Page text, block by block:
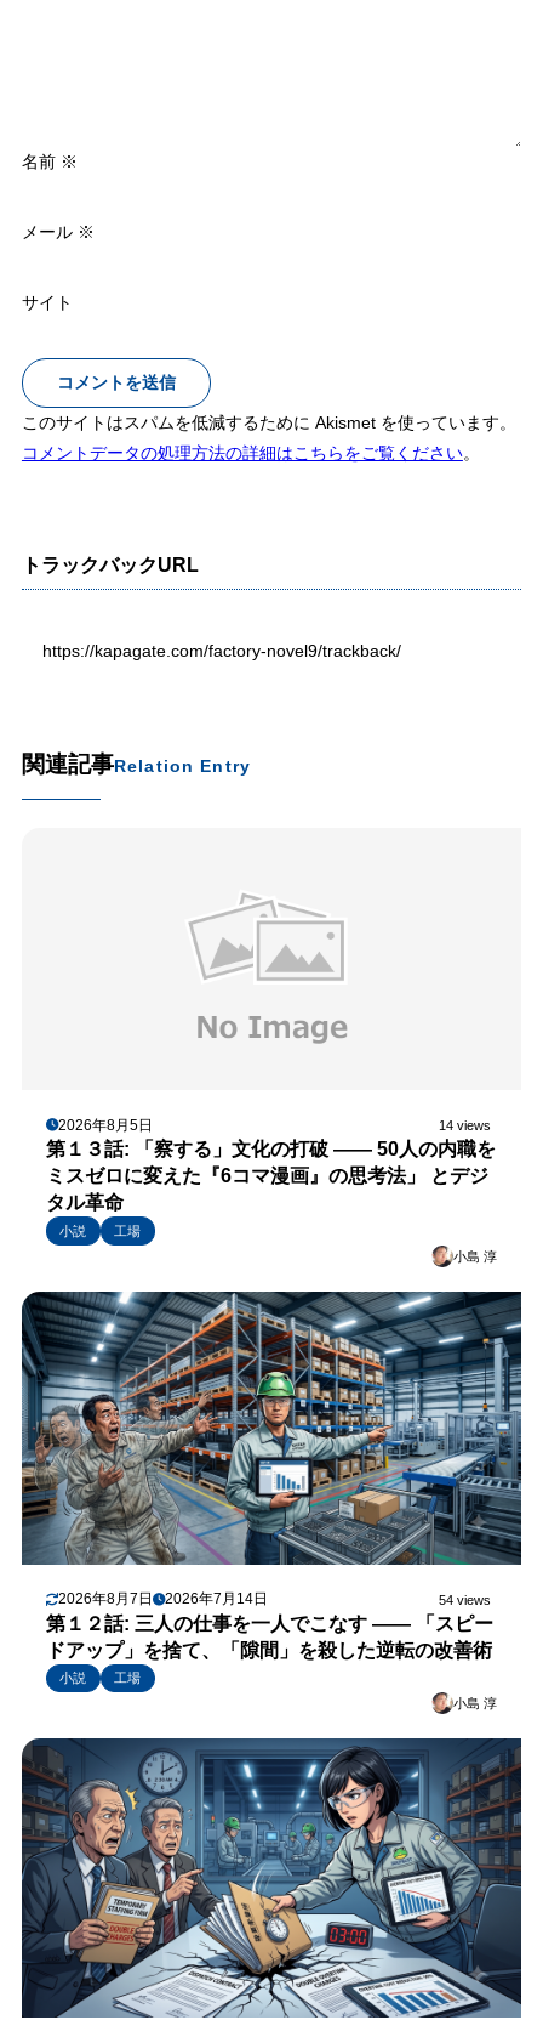
名前 ※
メール ※
サイト
このサイトはスパムを低減するために Akismet を使っています。
コメントデータの処理方法の詳細はこちらをご覧ください。
トラックバックURL
https://kapagate.com/factory-novel9/trackback/
関連記事Relation Entry
2026年8月5日 14 views
第１３話: 「察する」文化の打破 —— 50人の内職を
ミスゼロに変えた『6コマ漫画』の思考法」 とデジ
タル革命
小説
工場
小島 淳
2026年8月7日 2026年7月14日 54 views
第１２話: 三人の仕事を一人でこなす —— 「スピー
ドアップ」を捨て、「隙間」を殺した逆転の改善術
小説
工場
小島 淳